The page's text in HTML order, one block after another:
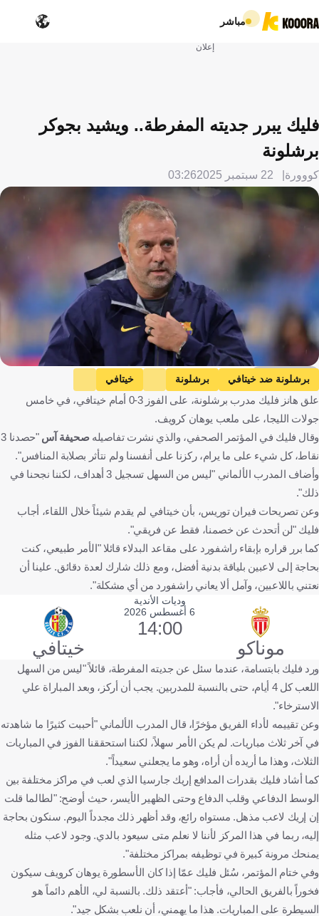
مباشر
إعلان
فليك يبرر جديته المفرطة.. ويشيد بجوكر
برشلونة
كووورة 22 سبتمبر 2025 03:26
Getty Images
برشلونة ضد خيتافي برشلونة
خيتافي
الدوري الإسباني
هانسي فليك إيريك جارسيا
إسبانيا
كرة قدم
علق هانز فليك مدرب برشلونة، على الفوز 3-0 أمام خيتافي، في خامس
جولات الليجا، على ملعب يوهان كرويف.
وقال فليك في المؤتمر الصحفي، والذي نشرت تفاصيلهصحيفة آس
"حصدنا 3
نقاط، كل شيء على ما يرام، ركزنا على أنفسنا ولم نتأثر بصلابة المنافس".
وأضاف المدرب الألماني "ليس من السهل تسجيل 3 أهداف، لكننا نجحنا في
ذلك".
وعن تصريحات فيران توريس، بأن خيتافي لم يقدم شيئاً خلال اللقاء، أجاب
فليك "لن أتحدث عن خصمنا، فقط عن فريقي".
كما برر قراره بإبقاء راشفورد على مقاعد البدلاء قائلا "الأمر طبيعي، كنت
بحاجة إلى لاعبين بلياقة بدنية أفضل، ومع ذلك شارك لعدة دقائق. علينا أن
نعتني باللاعبين، وآمل ألا يعاني راشفورد من أي مشكلة".
وديات الأندية
موناكو
6 أغسطس 2026
14:00
خيتافي
ورد فليك بابتسامة، عندما سئل عن جديته المفرطة، قائلاً "ليس من السهل
اللعب كل 4 أيام، حتى بالنسبة للمدربين. يجب أن أركز، وبعد المباراة علي
الاسترخاء".
وعن تقييمه لأداء الفريق مؤخرًا، قال المدرب الألماني "أحببت كثيرًا ما شاهدته
في آخر ثلاث مباريات. لم يكن الأمر سهلاً، لكننا استحققنا الفوز في المباريات
الثلاث، وهذا ما أريده أن أراه، وهو ما يجعلني سعيداً".
كما أشاد فليك بقدرات المدافع إريك جارسيا الذي لعب في مراكز مختلفة بين
الوسط الدفاعي وقلب الدفاع وحتى الظهير الأيسر، حيث أوضح: "لطالما قلت
إن إريك لاعب مذهل. مستواه رائع، وقد أظهر ذلك مجدداً اليوم. سنكون بحاجة
إليه، ربما في هذا المركز لأننا لا نعلم متى سيعود بالدي. وجود لاعب مثله
يمنحك مرونة كبيرة في توظيفه بمراكز مختلفة".
وفي ختام المؤتمر، سُئل فليك عمّا إذا كان الأسطورة يوهان كرويف سيكون
فخوراً بالفريق الحالي، فأجاب: "أعتقد ذلك. بالنسبة لي، الأهم دائماً هو
السيطرة على المباريات. هذا ما يهمني، أن نلعب بشكل جيد".